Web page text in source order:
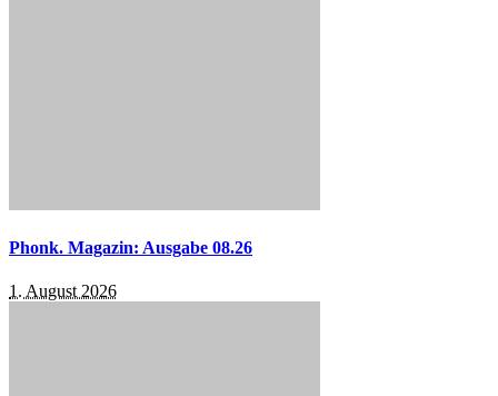
Phonk. Magazin: Ausgabe 08.26
1. August 2026